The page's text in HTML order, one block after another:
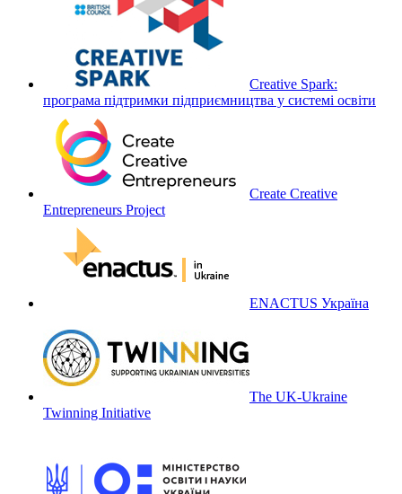
Creative Spark:
програма підтримки підприємництва у системі освіти
Create Creative
Entrepreneurs Project
ENACTUS Україна
The UK-Ukraine
Twinning Initiative